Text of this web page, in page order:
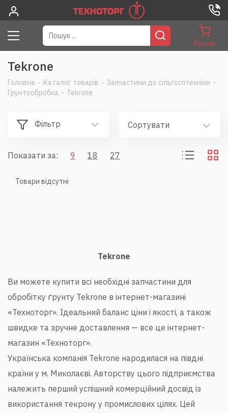
Кошик
Tekrone
Головна - Каталог товарів - Запчастини до сільгосптехніки -
Грунтообробка - Tekrone
Фільтр Сортувати
Показати за: 9 18 27
Товари відсутні
Tekrone
Ви можете купити всі необхідні запчастини для
обробітку ґрунту Tekrone в інтернет-магазині
«Техноторг». Ідеальний баланс ціни і якості, а також
швидке та зручне доставлення — все це інтернет-
магазин «Техноторг».
Українська компанія Tekrone народилася на півдні
країни у м. Миколаєві. Авторству цього підприємства
належить перший успішний комерційний досвід із
використання текрону у промислових цілях. Цей